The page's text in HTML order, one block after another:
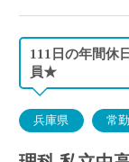
111日の年間休
員★
兵庫県 常